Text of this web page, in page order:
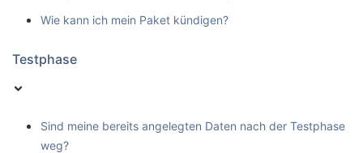
Wie kann ich mein Paket kündigen?
Testphase
Sind meine bereits angelegten Daten nach der Testphase
weg?